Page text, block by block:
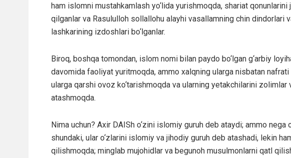
ham islomni mustahkamlash yo‘lida yurishmoqda, shariat
qilganlar va Rasululloh sollallohu alayhi vasallamning chin dindorlari
lashkarining izdoshlari bo‘lganlar.
Biroq, boshqa tomondan, islom nomi bilan paydo bo‘lgan g‘arbiy
davomida faoliyat yuritmoqda, ammo xalqning ularga nisbatan
ularga qarshi ovoz ko‘tarishmoqda va ularning yetakchilarini zolimlar
atashmoqda.
Nima uchun? Axir DAISh o‘zini islomiy guruh deb ataydi; ammo
shundaki, ular o‘zlarini islomiy va jihodiy guruh deb atashadi, lekin
qilishmoqda; minglab mujohidlar va begunoh musulmonlarni qatl